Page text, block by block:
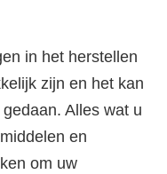
in het herstellen
zijn en het kan
Alles wat u
en
om uw